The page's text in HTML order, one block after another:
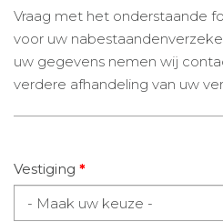
Vraag met het onderstaande
voor uw
uw gegevens nemen wij
verdere afhandeling van uw
Vestiging *